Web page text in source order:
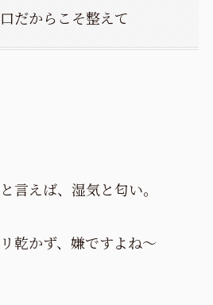
だからこそ整えて
言えば、湿気と匂い。
乾かず、嫌ですよね～